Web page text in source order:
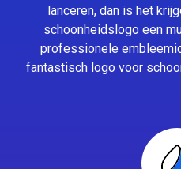
lanceren, dan is het
schoonheidslogo een
professionele
fantastisch logo voor